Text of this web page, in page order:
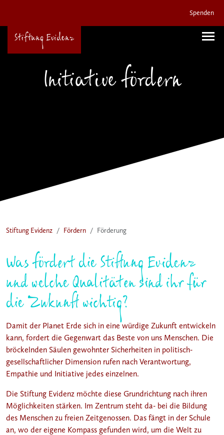
Spenden
Initiative fördern
Stiftung Evidenz Fördern Förderung
Was fördert die Stiftung Evidenz
und welche Qualitäten sind ihr für
die Zukunft wichtig?
Damit der Planet Erde sich in eine würdige Zukunft entwickeln
kann, fordert die Gegenwart das Beste von uns Menschen. Die
bröckelnden Säulen gewohnter Sicherheiten in politisch-
gesellschaftlicher Dimension rufen nach Verantwortung,
Empathie und Initiative jedes einzelnen.
Die Stiftung Evidenz möchte diese Grundrichtung nach ihren
Möglichkeiten stärken. Im Zentrum steht da- bei die Bildung
des Menschen zu freien Zeitgenossen. Das fängt in der Schule
an, wo der eigene Kompass gefunden wird, um die Welt zu